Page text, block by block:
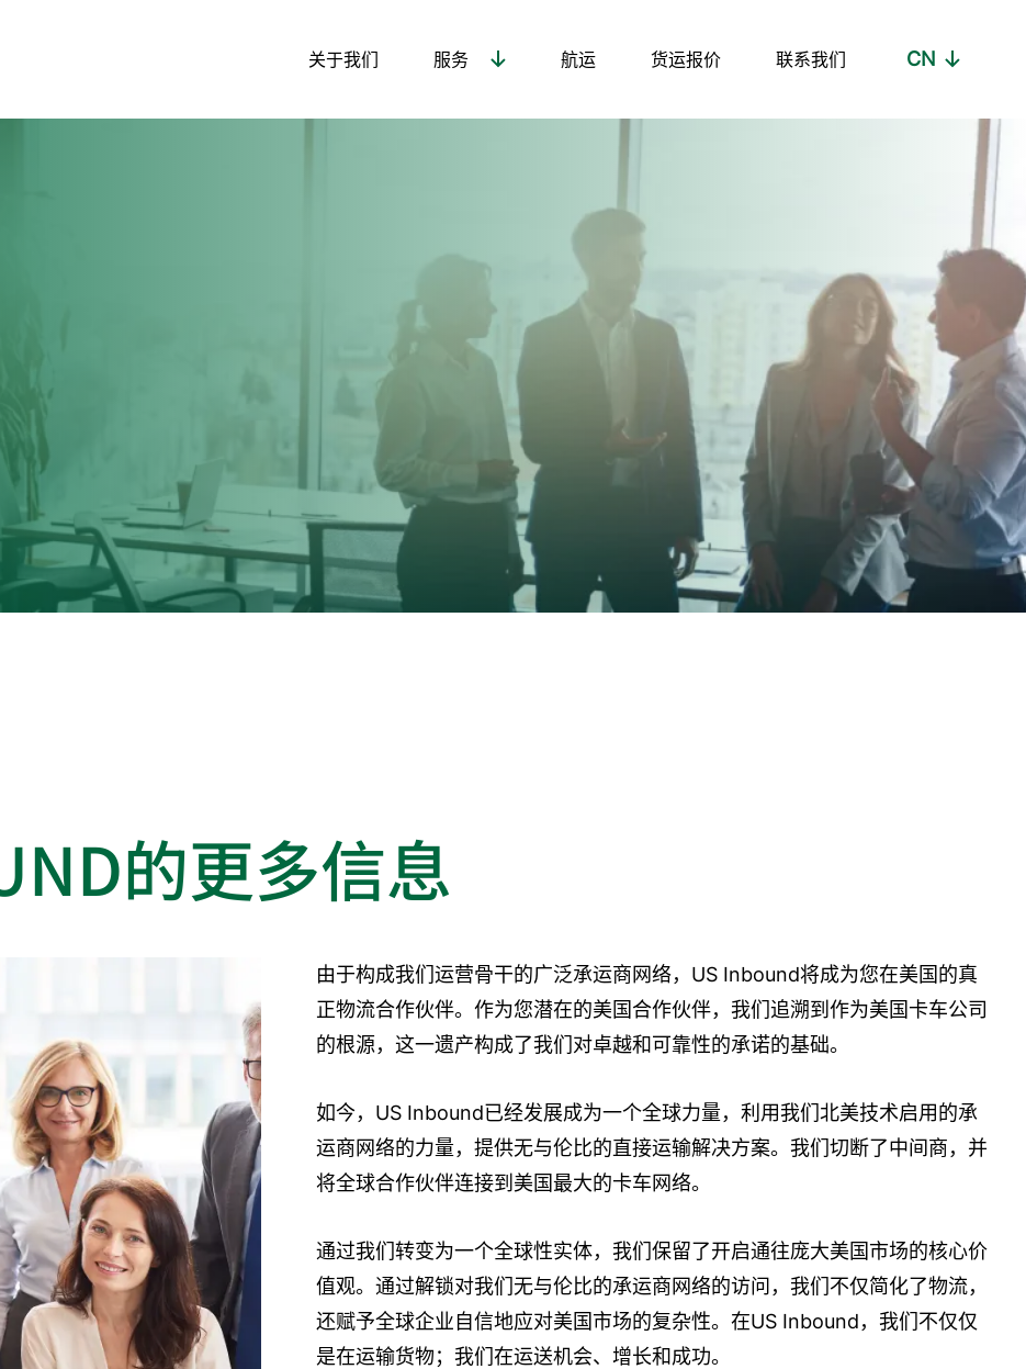
关于我们 服务 航运 货运报价 联系我们 CN
的更多信息
由于构成我们运营骨干的广泛承运商网络，US Inbound将成为您在美国的真
正物流合作伙伴。作为您潜在的美国合作伙伴，我们追溯到作为美国卡车公司
的根源，这一遗产构成了我们对卓越和可靠性的承诺的基础。
如今，US Inbound已经发展成为一个全球力量，利用我们北美技术启用的承
运商网络的力量，提供无与伦比的直接运输解决方案。我们切断了中间商，并
将全球合作伙伴连接到美国最大的卡车网络。
通过我们转变为一个全球性实体，我们保留了开启通往庞大美国市场的核心价
值观。通过解锁对我们无与伦比的承运商网络的访问，我们不仅简化了物流，
还赋予全球企业自信地应对美国市场的复杂性。在US Inbound，我们不仅仅
是在运输货物；我们在运送机会、增长和成功。